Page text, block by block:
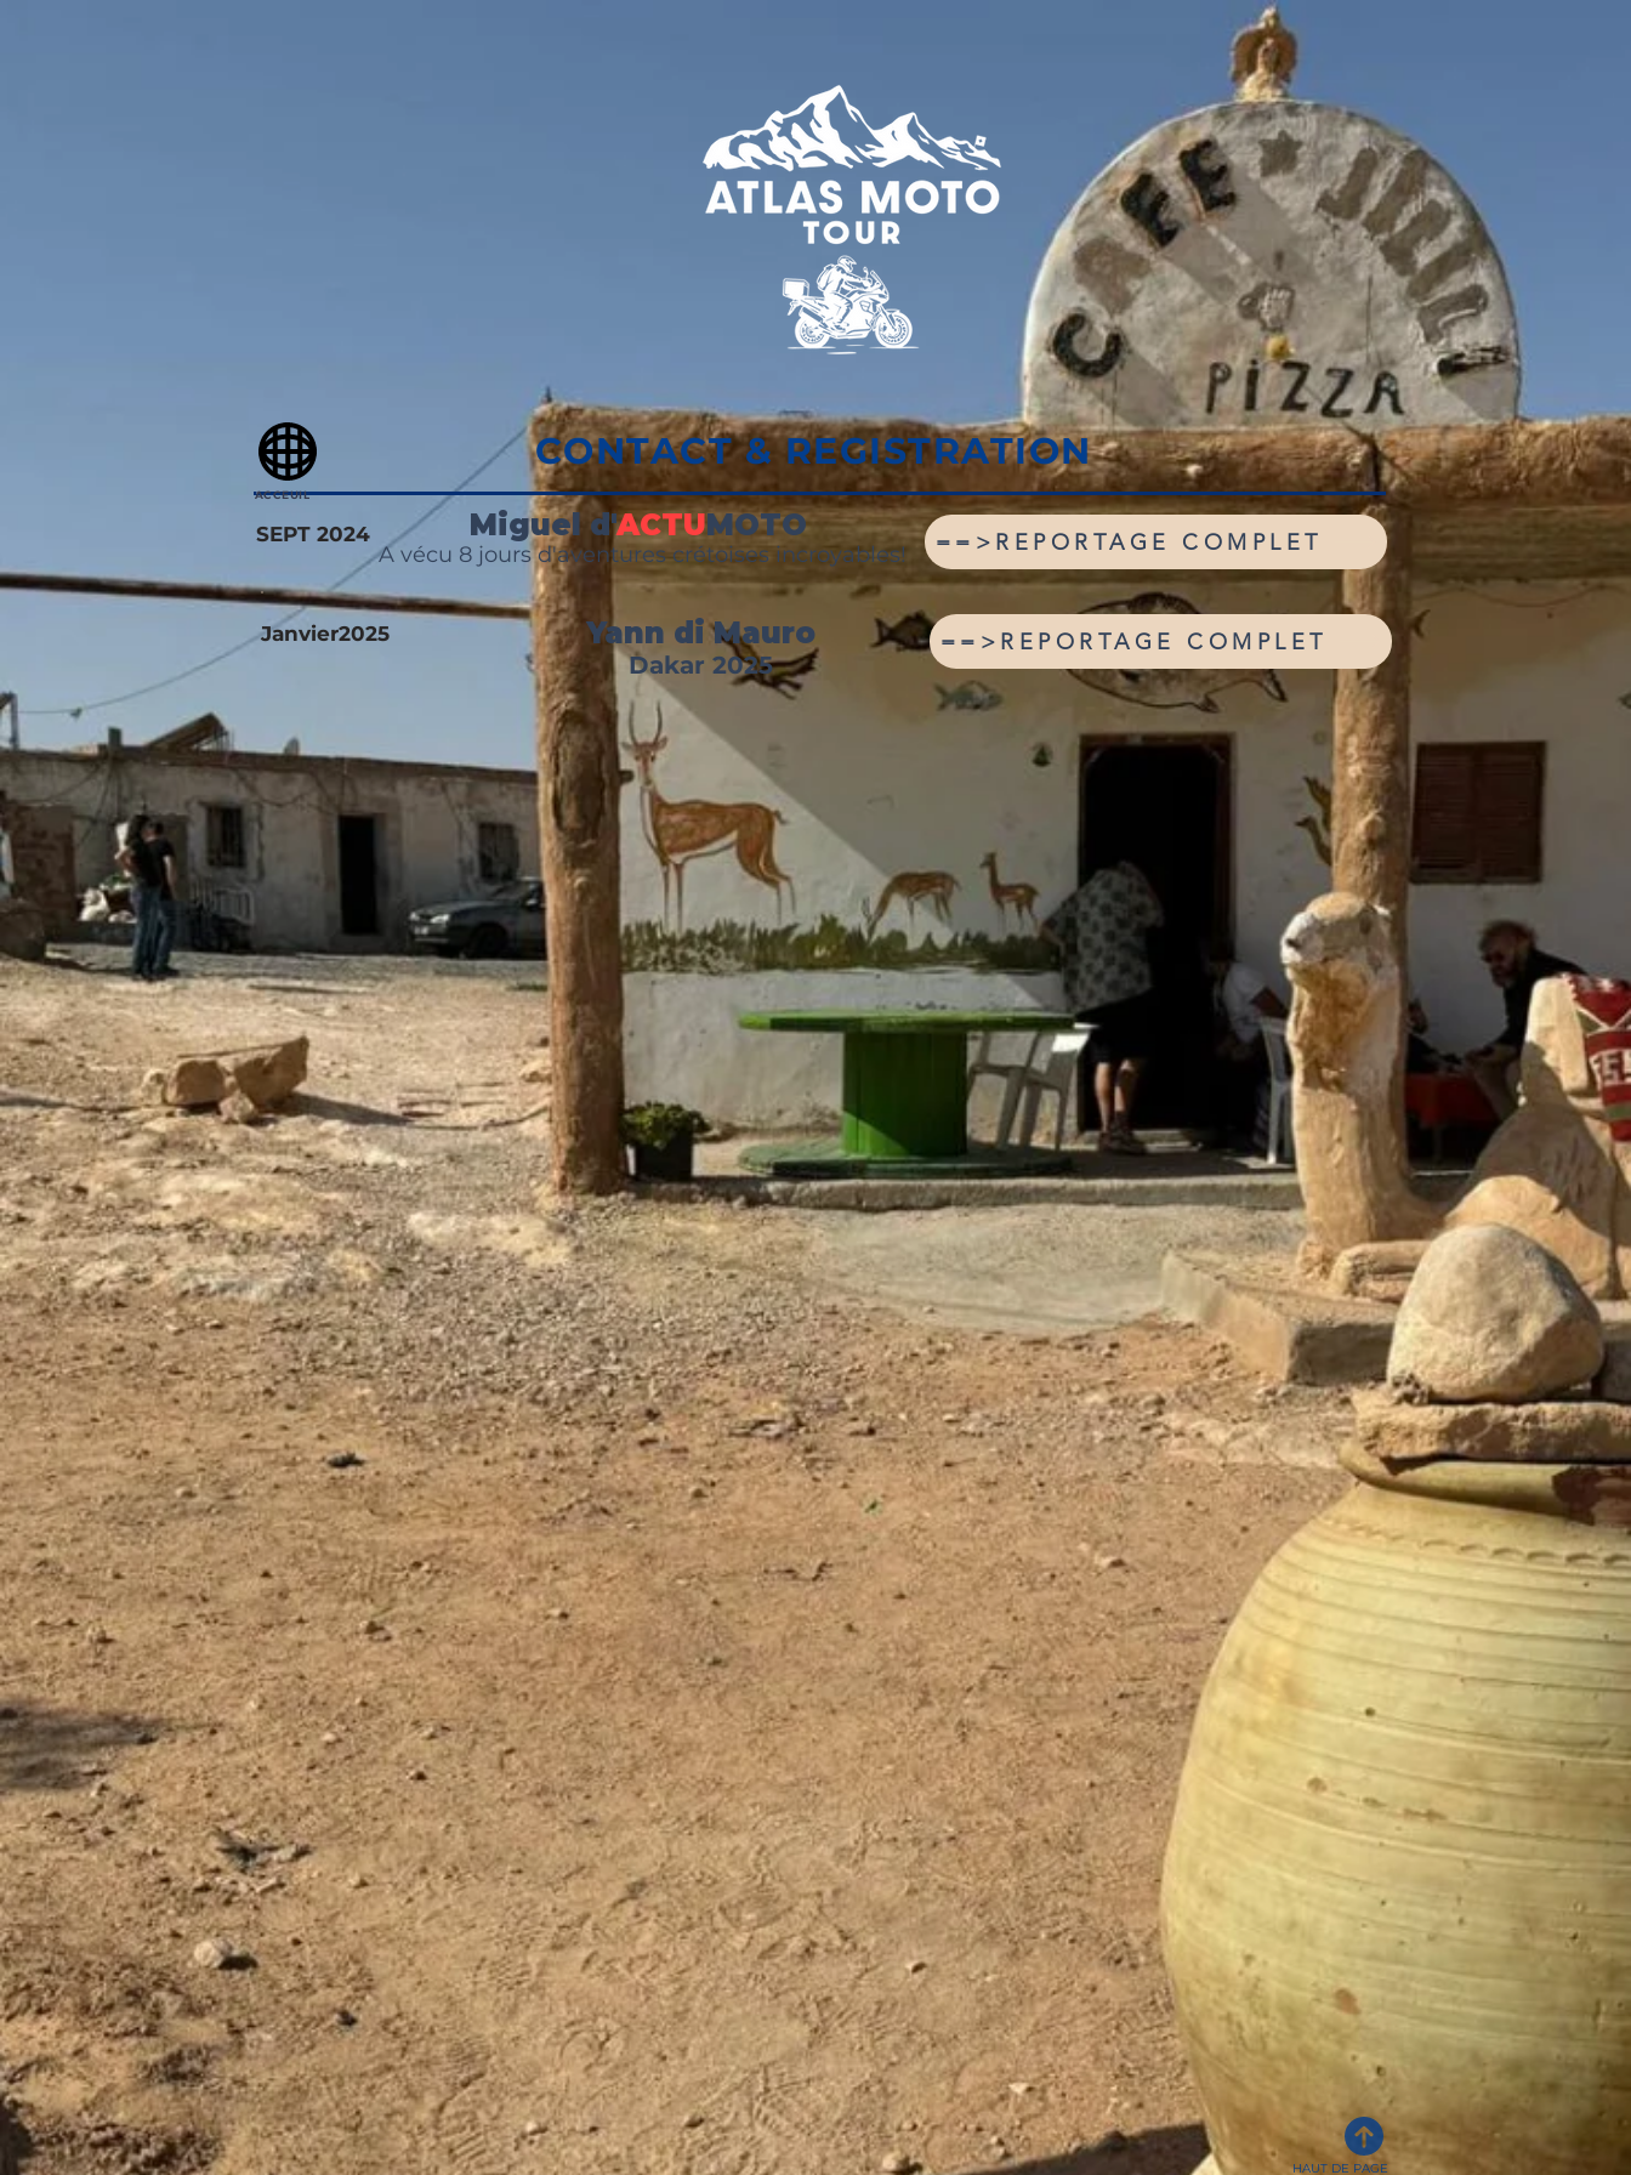
CONTACT & REGISTRATION
Miguel d'ACTUMOTO
A vécu 8 jours d'aventures crétoises incroyables!
SEPT 2024 ==>REPORTAGE COMPLET
Janvier2025 ==>REPORTAGE COMPLET
Yann di Mauro
Dakar 2025
ACCEUIL
HAUT DE PAGE